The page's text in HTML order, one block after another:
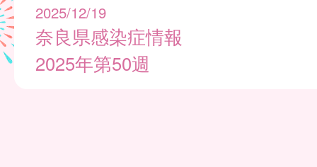
2025/12/19
奈良県感染症情報
2025年第50週